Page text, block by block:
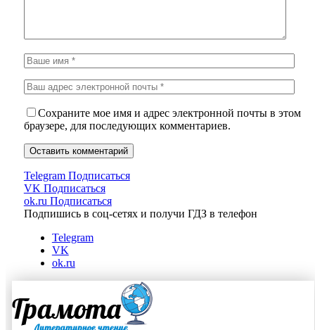
Сохраните мое имя и адрес электронной почты в этом
браузере, для последующих комментариев.
Telegram Подписаться
VK Подписаться
ok.ru Подписаться
Подпишись в соц-сетях и получи ГДЗ в телефон
Telegram
VK
ok.ru